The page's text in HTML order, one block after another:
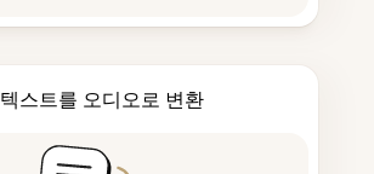
텍스트를 오디오로 변환